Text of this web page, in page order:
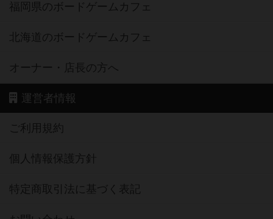
福岡県のボードゲームカフェ
北海道のボードゲームカフェ
オーナー・店長の方へ
運営者情報
ご利用規約
個人情報保護方針
特定商取引法に基づく表記